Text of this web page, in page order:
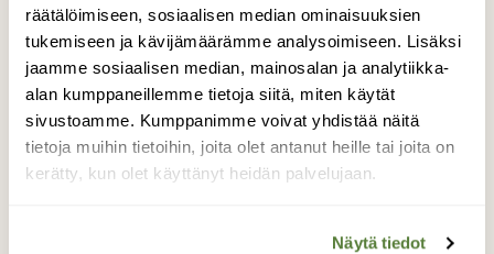
räätälöimiseen, sosiaalisen median ominaisuuksien
tukemiseen ja kävijämäärämme analysoimiseen. Lisäksi
jaamme sosiaalisen median, mainosalan ja analytiikka-
alan kumppaneillemme tietoja siitä, miten käytät
sivustoamme. Kumppanimme voivat yhdistää näitä
tietoja muihin tietoihin, joita olet antanut heille tai joita on
kerätty, kun olet käyttänyt heidän palvelujaan.
Näytä tiedot
Kuikka
Kuikka palasi tutuille vesille särkiä
kalastamaan.